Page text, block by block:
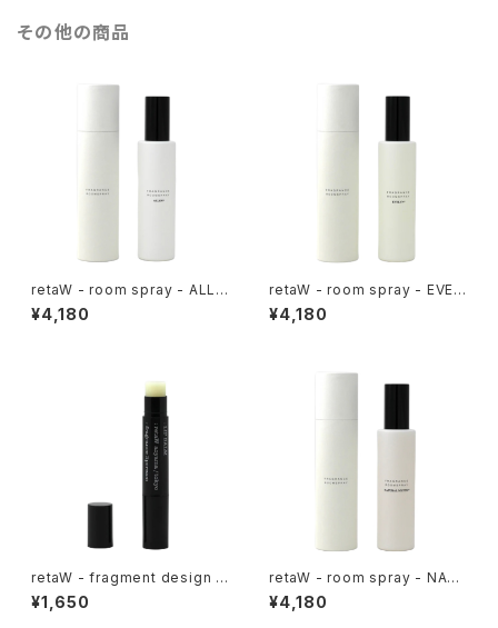
その他の商品
retaW - room spray - ALLE
N*
¥4,180
retaW - room spray - EVEL
YN*
¥4,180
retaW - fragment design -
lip balm - black
¥1,650
retaW - room spray - NAT
URAL MYSTIC*
¥4,180